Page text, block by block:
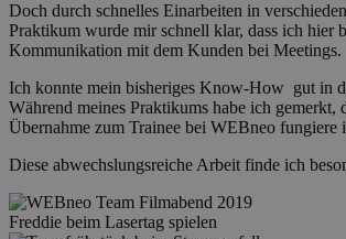
Doch durch schnelles Einarbeiten in
Praktikum wurde mir schnell klar, dass ich hier
Kommunikation mit dem Kunden bei Meetings.
Ich konnte mein bisheriges Know-How gut in
Während meines Praktikums habe ich
Übernahme zum Trainee bei WEBneo
Diese abwechslungsreiche Arbeit finde ich
Freddie beim Lasertag spielen